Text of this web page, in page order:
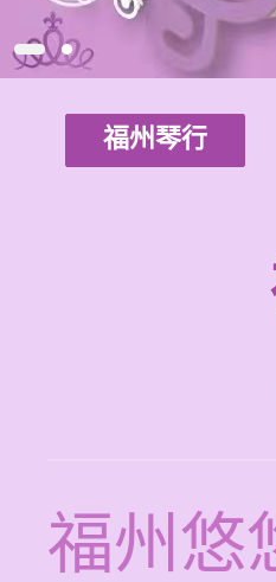
福州琴行
福州悠